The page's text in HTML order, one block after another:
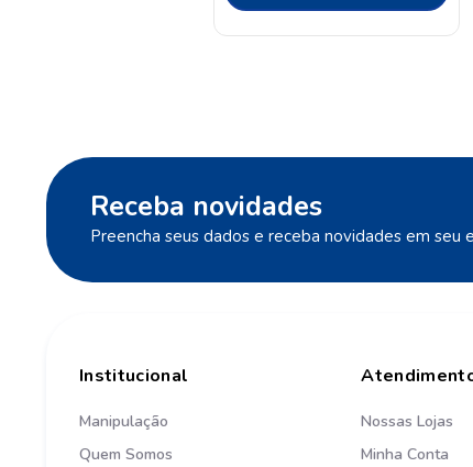
Receba novidades
Preencha seus dados e receba novidades em seu
Institucional
Manipulação
Quem Somos
Nossas Lojas
Minha Conta